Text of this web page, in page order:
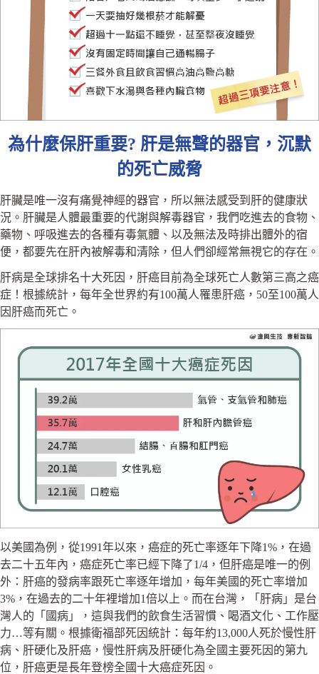
為什麼保肝重要? 肝是無聲的器官，沉默
的死亡威脅
肝臟是唯一沒有痛覺神經的器官，所以無法感受到肝的健康狀
況。肝臟是人體最重要的代謝與解毒器官，我們吃進去的食物、
藥物、呼吸進去的各種有毒氣體、以及無法及時排出體外的宿
便，都要先在肝內被解毒和清除，但人們卻經常無視它的存在。
肝病是全球排名十大死因，肝癌目前為全球死亡人數第三高之癌
症！根據統計，每年全世界約有100萬人罹患肝癌，50至100萬人
因肝癌而死亡。
以美國為例，從1991年以來，癌症的死亡率逐年下降1%，在過
去二十五年內，癌症死亡率已經下降了1/4，但肝癌是唯一的例
外：肝癌的發病率跟死亡率逐年增加，每年美國的死亡率增加
3%，在過去的二十年裡增加1倍以上。而在台灣，「肝病」是台
灣人的「國病」，這與我們的飲食生活習慣、喝酒文化、工作壓
力…等有關。根據衛福部死因統計：每年約13,000人死於慢性肝
病、肝硬化及肝癌，慢性肝病及肝硬化為全國主要死因的第九
位，肝癌更是長年登榜全國十大癌症死因。